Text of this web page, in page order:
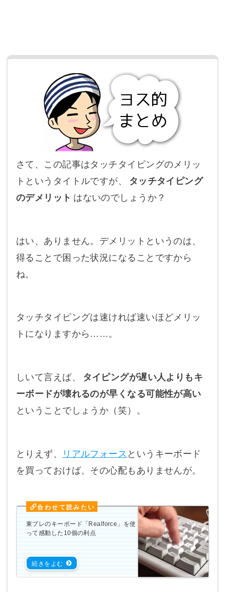
さて、この記事はタッチタイピングのメリッ
トというタイトルですが、
タッチタイピング
のデメリット はないのでしょうか？
はい、ありません。デメリットというのは、
得ることで困った状況になることですから
ね。
タッチタイピングは速ければ速いほどメリッ
トになりますから……。
しいて言えば、
タイピングが遅い人よりもキ
ーボードが壊れるのが早くなる可能性が高い
ということでしょうか（笑）。
とりえず、 リアルフォース というキーボード
を買っておけば、その心配もありませんが。
東プレのキーボード「Realforce」を使
って感動した10個の利点